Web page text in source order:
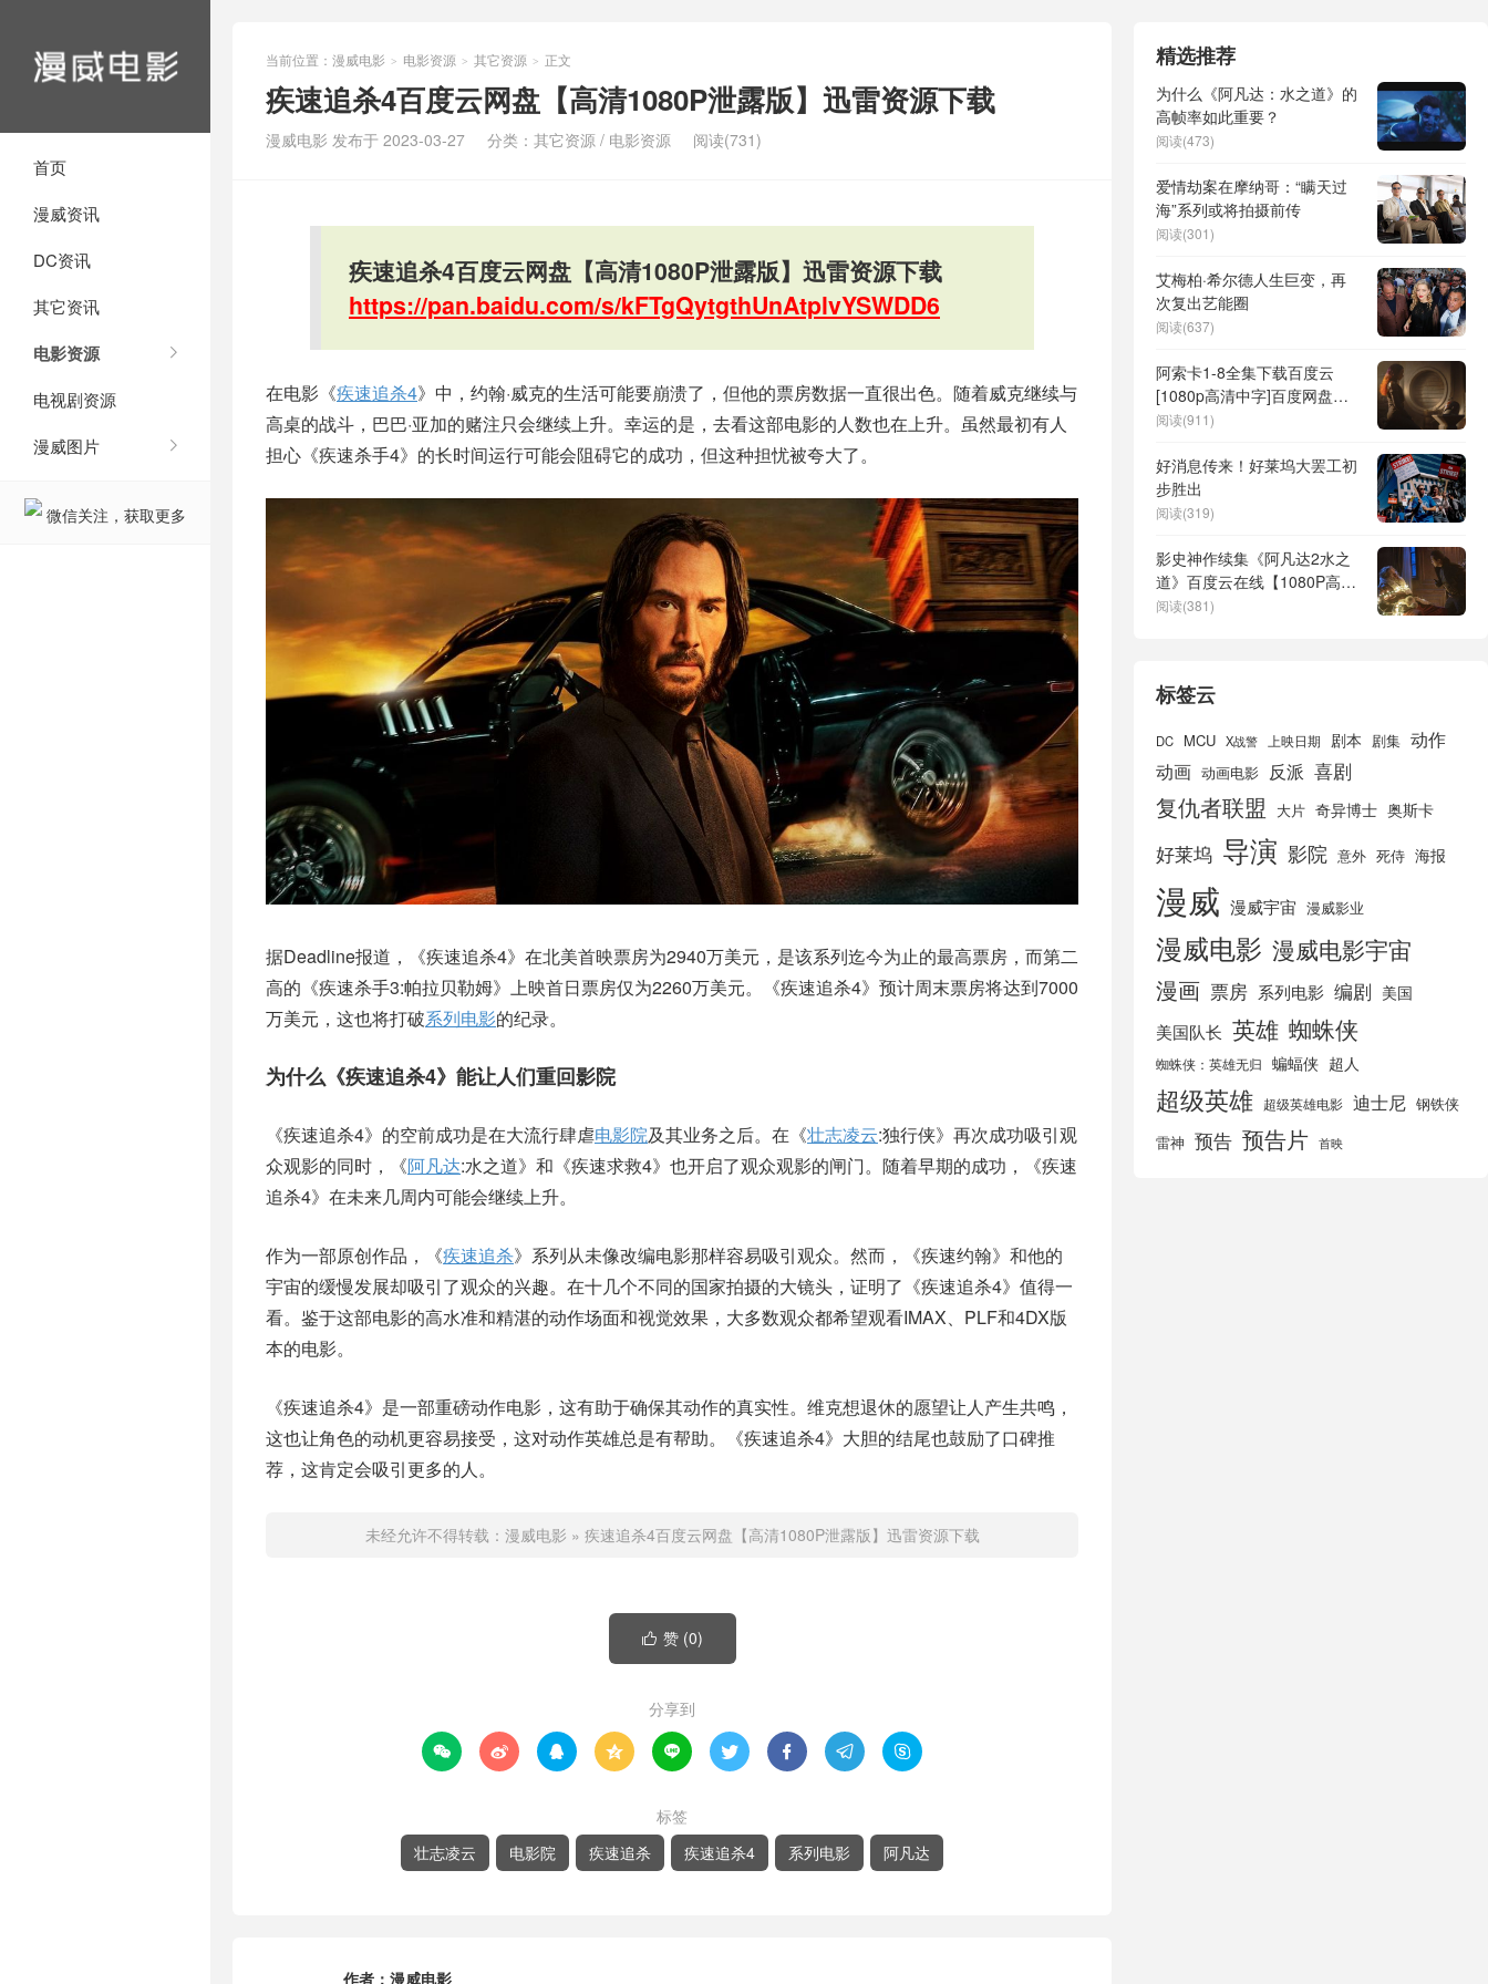
首页
漫威资讯
DC资讯
其它资讯
电影资源
电视剧资源
漫威图片
微信关注，获取更多
当前位置： 漫威电影 > 电影资源 > 其它资源 > 正文
疾速追杀4百度云网盘【高清1080P泄露版】迅雷资源下载
漫威电影 发布于 2023-03-27 分类： 其它资源 / 电影资源 阅读(731)
疾速追杀4百度云网盘【高清1080P泄露版】迅雷资源下载
https://pan.baidu.com/s/kFTgQytgthUnAtplvYSWDD6
在电影《疾速追杀4》中，约翰·威克的生活可能要崩溃了，但他的票房数据一直很出色。随着威克继续与
高桌的战斗，巴巴·亚加的赌注只会继续上升。幸运的是，去看这部电影的人数也在上升。虽然最初有人
担心《疾速杀手4》的长时间运行可能会阻碍它的成功，但这种担忧被夸大了。
据Deadline报道，《疾速追杀4》在北美首映票房为2940万美元，是该系列迄今为止的最高票房，而第二
高的《疾速杀手3:帕拉贝勒姆》上映首日票房仅为2260万美元。《疾速追杀4》预计周末票房将达到7000
万美元，这也将打破系列电影的纪录。
为什么《疾速追杀4》能让人们重回影院
《疾速追杀4》的空前成功是在大流行肆虐电影院及其业务之后。在《壮志凌云:独行侠》再次成功吸引观
众观影的同时，《阿凡达:水之道》和《疾速求救4》也开启了观众观影的闸门。随着早期的成功，《疾速
追杀4》在未来几周内可能会继续上升。
作为一部原创作品，《疾速追杀》系列从未像改编电影那样容易吸引观众。然而，《疾速约翰》和他的
宇宙的缓慢发展却吸引了观众的兴趣。在十几个不同的国家拍摄的大镜头，证明了《疾速追杀4》值得一
看。鉴于这部电影的高水准和精湛的动作场面和视觉效果，大多数观众都希望观看IMAX、PLF和4DX版
本的电影。
《疾速追杀4》是一部重磅动作电影，这有助于确保其动作的真实性。维克想退休的愿望让人产生共鸣，
这也让角色的动机更容易接受，这对动作英雄总是有帮助。《疾速追杀4》大胆的结尾也鼓励了口碑推
荐，这肯定会吸引更多的人。
未经允许不得转载： 漫威电影 » 疾速追杀4百度云网盘【高清1080P泄露版】迅雷资源下载
 赞 (0)
分享到
        
标签
壮志凌云
电影院 疾速追杀 疾速追杀4 系列电影 阿凡达
作者： 漫威电影
精选推荐
为什么《阿凡达：水之道》的
高帧率如此重要？
阅读(473)
爱情劫案在摩纳哥：“瞒天过
海”系列或将拍摄前传
阅读(301)
艾梅柏·希尔德人生巨变，再
次复出艺能圈
阅读(637)
阿索卡1-8全集下载百度云
[1080p高清中字]百度网盘资
源免费在线观看
阅读(911)
好消息传来！好莱坞大罢工初
步胜出
阅读(319)
影史神作续集《阿凡达2水之
道》百度云在线【1080P高
清】网盘资源下载
阅读(381)
标签云
DC MCU X战警 上映日期 剧本 剧集 动作
动画 动画电影 反派 喜剧
复仇者联盟 大片 奇异博士 奥斯卡
好莱坞 导演 影院 意外 死侍 海报
漫威 漫威宇宙 漫威影业
漫威电影 漫威电影宇宙
漫画 票房 系列电影 编剧 美国
美国队长 英雄 蜘蛛侠
蜘蛛侠：英雄无归 蝙蝠侠 超人
超级英雄 超级英雄电影 迪士尼 钢铁侠
雷神 预告 预告片 首映